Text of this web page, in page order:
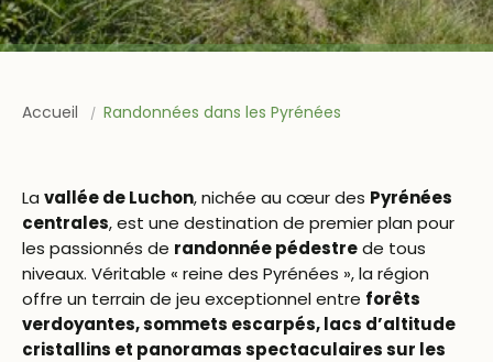
Accueil Randonnées dans les Pyrénées
La vallée de Luchon, nichée au cœur des Pyrénées
centrales, est une destination de premier plan pour
les passionnés de randonnée pédestrede tous
niveaux. Véritable « reine des Pyrénées », la région
offre un terrain de jeu exceptionnel entre forêts
verdoyantes, sommets escarpés, lacs d’altitude
cristallins et panoramas spectaculaires sur les